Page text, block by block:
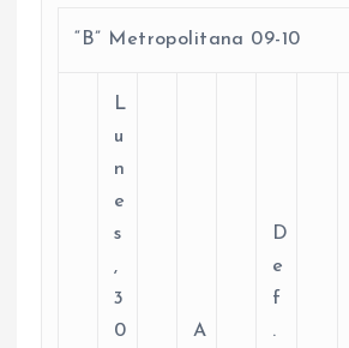
“B” Metropolitana 09-10
L
u
n
e
s
,
3
0
A
D
e
f
.